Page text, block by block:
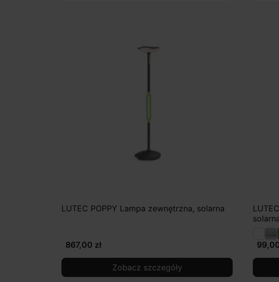
LUTEC POPPY Lampa zewnętrzna, solarna
867,00 zł
Zobacz szczegóły